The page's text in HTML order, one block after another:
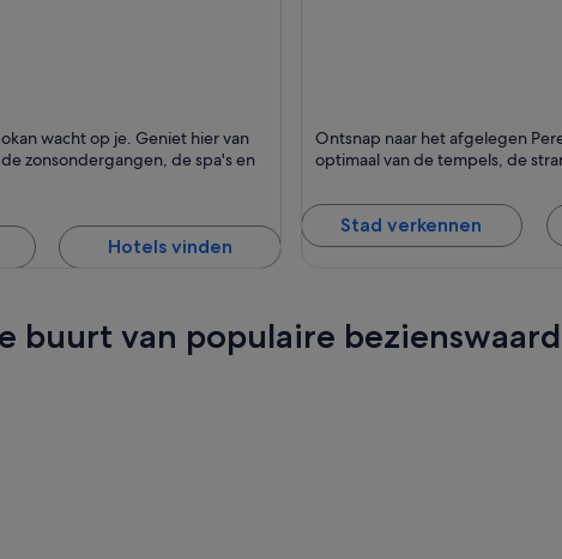
Afgelegen en Eilanden
wacht op je. Geniet hier van
zonsondergangen, de spa's en
Hotels vinden
Staat bekend om Stranden,
Ontsnap naar het afgelegen
optimaal van de tempels, de
Stad verkennen
buurt van populaire